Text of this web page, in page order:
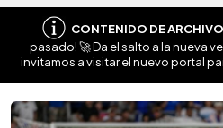
CONTENIDO DE
pasado! 🚀 Da el salto a la nueva
invitamos a visitar el nuevo portal